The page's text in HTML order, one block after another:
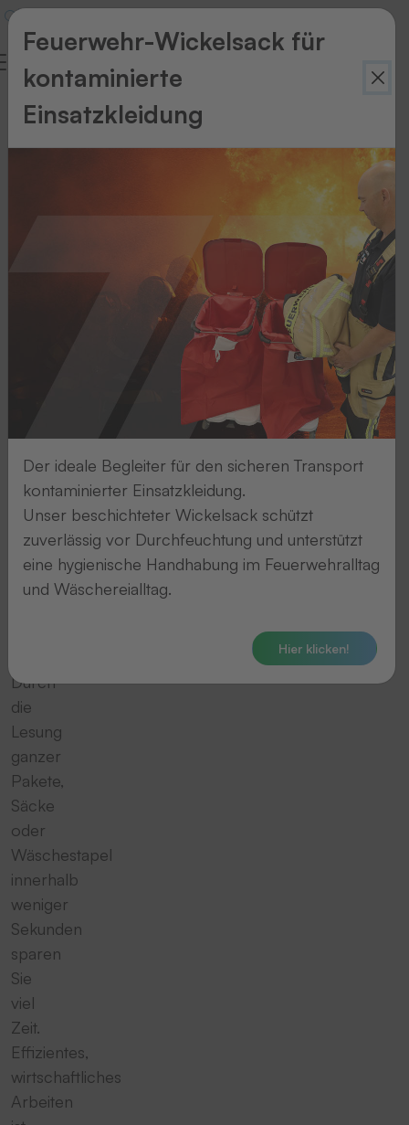
HF-
Lesesysteme
und
sorgen
mit
qualitativ
hochwertigen
Transpondern
für
Durch
die
Lesung
ganzer
Pakete,
Säcke
oder
Wäschestapel
innerhalb
weniger
Sekunden
sparen
Sie
viel
Zeit.
Effizientes,
wirtschaftliches
Arbeiten
Feuerwehr-Wickelsack für
kontaminierte
Einsatzkleidung
Der ideale Begleiter für den sicheren Transport
kontaminierter Einsatzkleidung.
Unser beschichteter Wickelsack schützt
zuverlässig vor Durchfeuchtung und unterstützt
eine hygienische Handhabung im Feuerwehralltag
und Wäschereialltag.
Hier klicken!